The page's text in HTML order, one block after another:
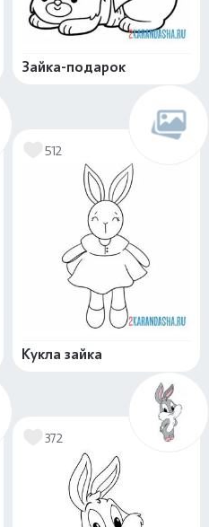
Зайка-подарок
512
Кукла зайка
372